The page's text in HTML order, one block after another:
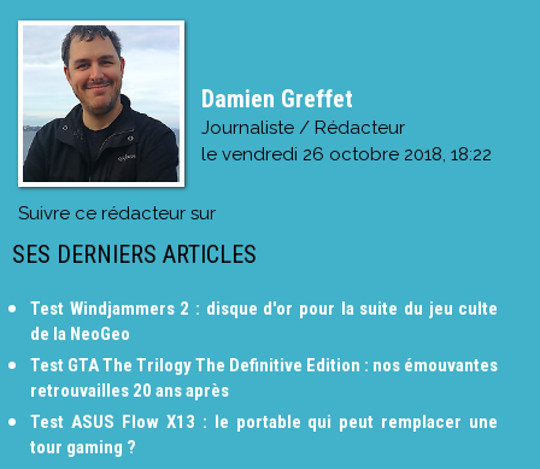
Damien Greffet
Journaliste / Rédacteur
le vendredi 26 octobre 2018, 18:22
Suivre ce rédacteur sur
SES DERNIERS ARTICLES
Test Windjammers 2 : disque d'or pour la suite du jeu culte
de la NeoGeo
Test GTA The Trilogy The Definitive Edition : nos émouvantes
retrouvailles 20 ans après
Test ASUS Flow X13 : le portable qui peut remplacer une
tour gaming ?